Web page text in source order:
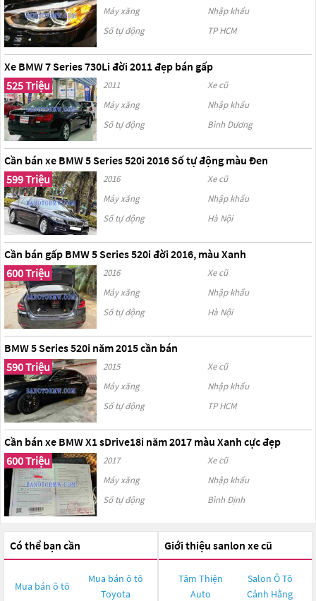
Máy xăng
Nhập khẩu
Số tự động
TP HCM
Xe BMW 7 Series 730Li đời 2011 đẹp bán gấp
525 Triệu
2011
Xe cũ
Máy xăng
Nhập khẩu
Số tự động
Bình Dương
Cần bán xe BMW 5 Series 520i 2016 Số tự động màu Đen
599 Triệu
2016
Xe cũ
Máy xăng
Nhập khẩu
Số tự động
Hà Nội
Cần bán gấp BMW 5 Series 520i đời 2016, màu Xanh
600 Triệu
2016
Xe cũ
Máy xăng
Nhập khẩu
Số tự động
Hà Nội
BMW 5 Series 520i năm 2015 cần bán
590 Triệu
2015
Xe cũ
Máy xăng
Nhập khẩu
Số tự động
TP HCM
Cần bán xe BMW X1 sDrive18i năm 2017 màu Xanh cực đẹp
600 Triệu
2017
Xe cũ
Máy xăng
Nhập khẩu
Số tự động
Bình Định
Có thể bạn cần
Mua bán ô tô
Mua bán ô tô
Toyota
Giới thiệu sanlon xe cũ
Tâm Thiện
Auto
Salon Ô Tô
Cảnh Hằng